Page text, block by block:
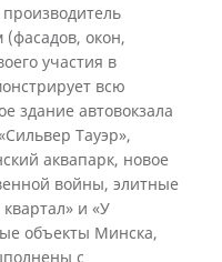
окон,
участия в
всю
здание автовокзала
Тауэр»,
аквапарк, новое
войны, элитные
и «У
объекты Минска,